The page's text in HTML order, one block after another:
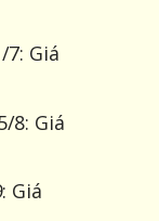
Giá
8: Giá
Giá